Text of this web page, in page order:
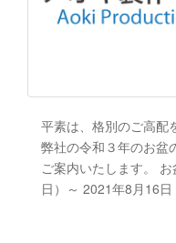
平素は、格別のご高配
弊社の令和３年のお盆
ご案内いたします。
日）～ 2021年8月16